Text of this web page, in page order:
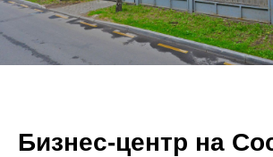
Бизнес-центр на